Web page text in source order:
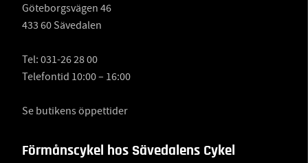
Göteborgsvägen 46
433 60 Sävedalen
Tel: 031-26 28 00
Telefontid 10:00 – 16:00
Se butikens öppettider
Förmånscykel hos Sävedalens Cykel